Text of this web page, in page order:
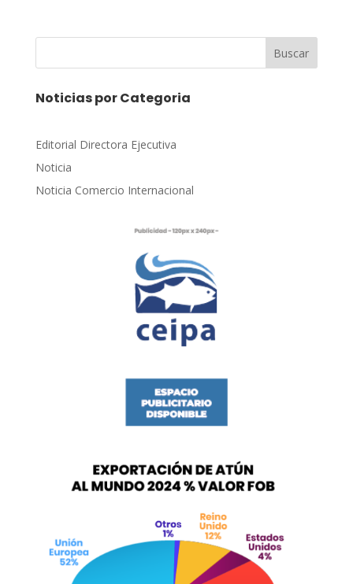
Buscar
Noticias por Categoria
Editorial Directora Ejecutiva
Noticia
Noticia Comercio Internacional